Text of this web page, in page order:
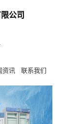
公司
资讯 联系我们